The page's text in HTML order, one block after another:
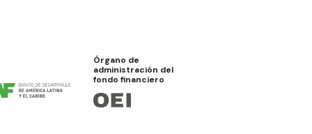
Órgano de
administración del
fondo financiero